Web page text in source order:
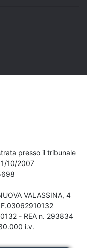
presso il tribunale
10/2007
VALASSINA, 4
- REA n. 293834
i.v.